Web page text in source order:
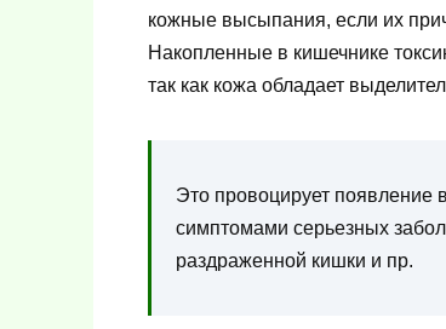
кожные высыпания, если их
Накопленные в кишечнике
так как кожа обладает
Это провоцирует
симптомами серьезных
раздраженной кишки и пр.